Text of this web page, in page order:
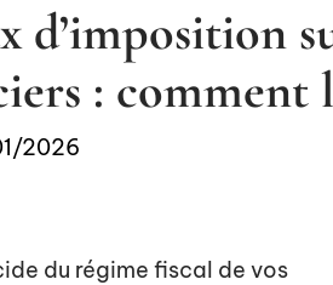
d’imposition
: comment
2026
du régime fiscal de vos